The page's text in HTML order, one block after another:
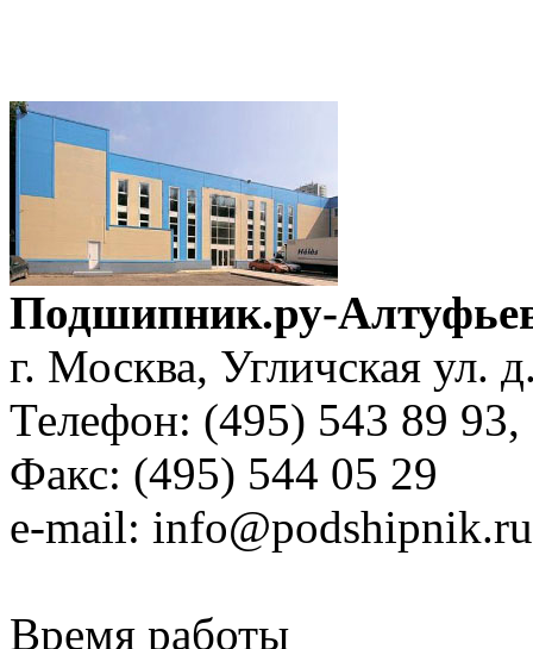
Подшипник.ру-
г. Москва, Угличская ул.
Телефон: (495) 543 89 93,
Факс: (495) 544 05 29
е-mail: info@podshipnik.ru
Время работы